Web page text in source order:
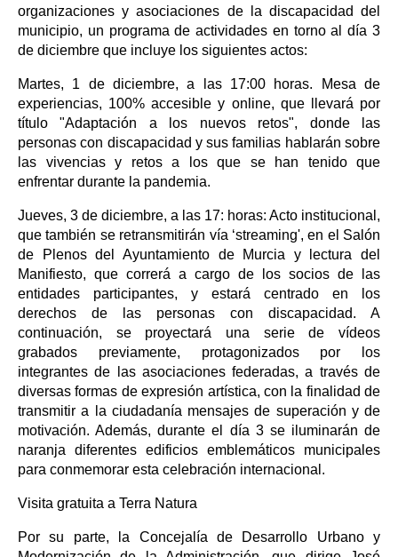
organizaciones y asociaciones de la discapacidad del
municipio, un programa de actividades en torno al día 3
de diciembre que incluye los siguientes actos:
Martes, 1 de diciembre, a las 17:00 horas. Mesa de
experiencias, 100% accesible y online, que llevará por
título "Adaptación a los nuevos retos", donde las
personas con discapacidad y sus familias hablarán sobre
las vivencias y retos a los que se han tenido que
enfrentar durante la pandemia.
Jueves, 3 de diciembre, a las 17: horas: Acto institucional,
que también se retransmitirán vía ‘streaming', en el Salón
de Plenos del Ayuntamiento de Murcia y lectura del
Manifiesto, que correrá a cargo de los socios de las
entidades participantes, y estará centrado en los
derechos de las personas con discapacidad. A
continuación, se proyectará una serie de vídeos
grabados previamente, protagonizados por los
integrantes de las asociaciones federadas, a través de
diversas formas de expresión artística, con la finalidad de
transmitir a la ciudadanía mensajes de superación y de
motivación. Además, durante el día 3 se iluminarán de
naranja diferentes edificios emblemáticos municipales
para conmemorar esta celebración internacional.
Visita gratuita a Terra Natura
Por su parte, la Concejalía de Desarrollo Urbano y